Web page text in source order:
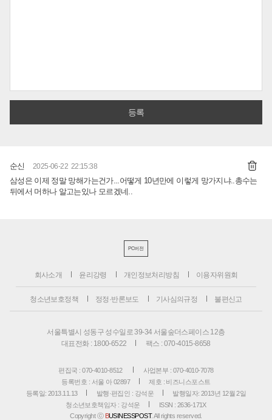
순신 2025-06-22 22:15:38
삼성은 이제 정말 망해가는건가...어떻게 10년만에 이렇게 망가지냐..총수는
뒤에서 머하나 알고는있나 모르겠네..
PC버전
회사소개 윤리강령 개인정보처리방침 이용자위원회
청소년보호정책 정정·반론보도 기사심의규정 불편신고
서울특별시 성동구 성수일로 39-34 서울숲더스페이스 12층
대표전화 : 1800-6522
팩스 : 070-4015-8658
편집국 : 070-4010-8512
사업본부 : 070-4010-7078
등록번호 : 서울 아 02897
제호 : 비즈니스포스트
등록일: 2013.11.13
발행·편집인 : 강석운
발행일자: 2013년 12월 2일
청소년보호책임자 : 강석운
ISSN : 2636-171X
Copyright ⓒ BUSINESSPOST. All rights reserved.